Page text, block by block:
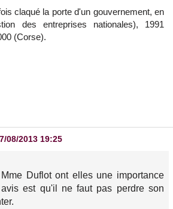
claqué la porte d'un gouvernement, en
des entreprises nationales), 1991
(Corse).
08/2013 19:25
Duflot ont elles une importance
est qu'il ne faut pas perdre son